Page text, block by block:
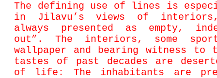
The defining use of lines is
in Jilavu’s views of
always presented as empty,
out”. The interiors, some
wallpaper and bearing witness to
tastes of past decades are
of life: The inhabitants are